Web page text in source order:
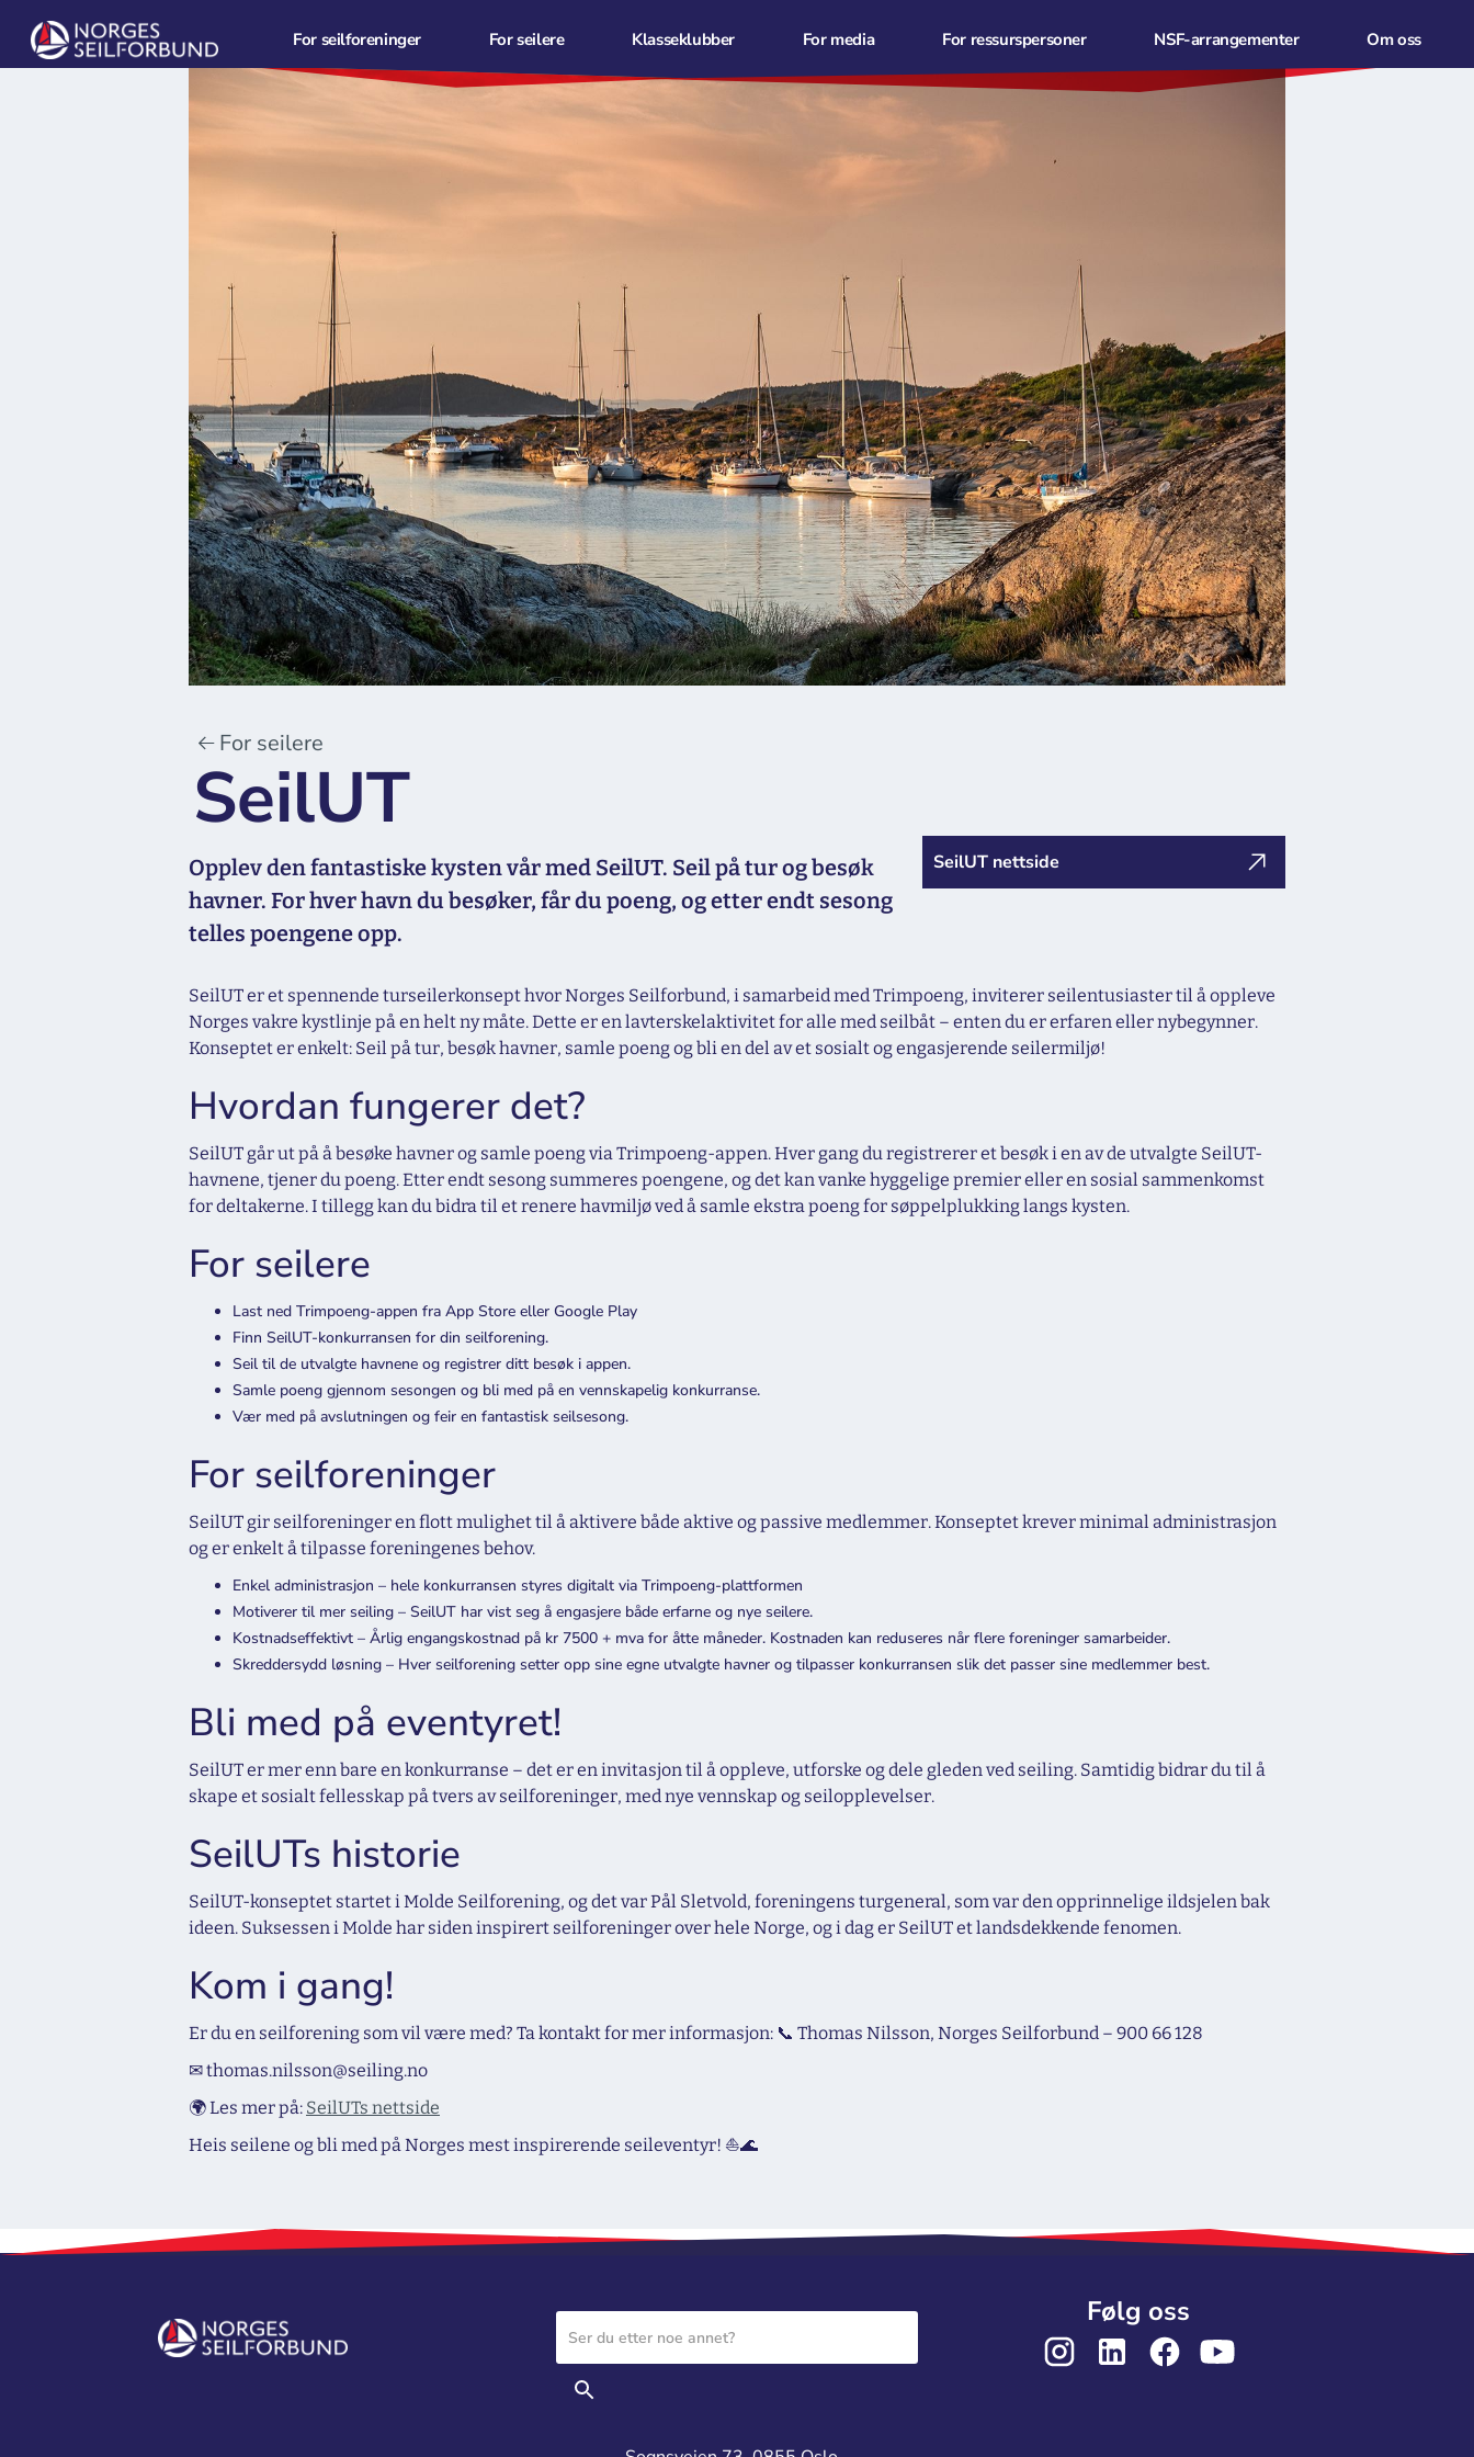
For seilforeninger For seilere Klasseklubber For media For ressurspersoner NSF-arrangementer Om oss
For seilere
SeilUT
Opplev den fantastiske kysten vår med SeilUT. Seil på tur og besøk
havner. For hver havn du besøker, får du poeng, og etter endt sesong
telles poengene opp.
SeilUT nettside
SeilUT er et spennende turseilerkonsept hvor Norges Seilforbund, i samarbeid med Trimpoeng, inviterer seilentusiaster til å oppleve
Norges vakre kystlinje på en helt ny måte. Dette er en lavterskelaktivitet for alle med seilbåt – enten du er erfaren eller nybegynner.
Konseptet er enkelt: Seil på tur, besøk havner, samle poeng og bli en del av et sosialt og engasjerende seilermiljø!
Hvordan fungerer det?
SeilUT går ut på å besøke havner og samle poeng via Trimpoeng-appen. Hver gang du registrerer et besøk i en av de utvalgte SeilUT-
havnene, tjener du poeng. Etter endt sesong summeres poengene, og det kan vanke hyggelige premier eller en sosial sammenkomst
for deltakerne. I tillegg kan du bidra til et renere havmiljø ved å samle ekstra poeng for søppelplukking langs kysten.
For seilere
Last ned Trimpoeng-appen fra App Store eller Google Play
Finn SeilUT-konkurransen for din seilforening.
Seil til de utvalgte havnene og registrer ditt besøk i appen.
Samle poeng gjennom sesongen og bli med på en vennskapelig konkurranse.
Vær med på avslutningen og feir en fantastisk seilsesong.
For seilforeninger
SeilUT gir seilforeninger en flott mulighet til å aktivere både aktive og passive medlemmer. Konseptet krever minimal administrasjon
og er enkelt å tilpasse foreningenes behov.
Enkel administrasjon – hele konkurransen styres digitalt via Trimpoeng-plattformen
Motiverer til mer seiling – SeilUT har vist seg å engasjere både erfarne og nye seilere.
Kostnadseffektivt – Årlig engangskostnad på kr 7500 + mva for åtte måneder. Kostnaden kan reduseres når flere foreninger samarbeider.
Skreddersydd løsning – Hver seilforening setter opp sine egne utvalgte havner og tilpasser konkurransen slik det passer sine medlemmer best.
Bli med på eventyret!
SeilUT er mer enn bare en konkurranse – det er en invitasjon til å oppleve, utforske og dele gleden ved seiling. Samtidig bidrar du til å
skape et sosialt fellesskap på tvers av seilforeninger, med nye vennskap og seilopplevelser.
SeilUTs historie
SeilUT-konseptet startet i Molde Seilforening, og det var Pål Sletvold, foreningens turgeneral, som var den opprinnelige ildsjelen bak
ideen. Suksessen i Molde har siden inspirert seilforeninger over hele Norge, og i dag er SeilUT et landsdekkende fenomen.
Kom i gang!
Er du en seilforening som vil være med? Ta kontakt for mer informasjon: 📞 Thomas Nilsson, Norges Seilforbund – 900 66 128
✉ thomas.nilsson@seiling.no
🌍 Les mer på: SeilUTs nettside
Heis seilene og bli med på Norges mest inspirerende seileventyr! ⛵🌊
Følg oss